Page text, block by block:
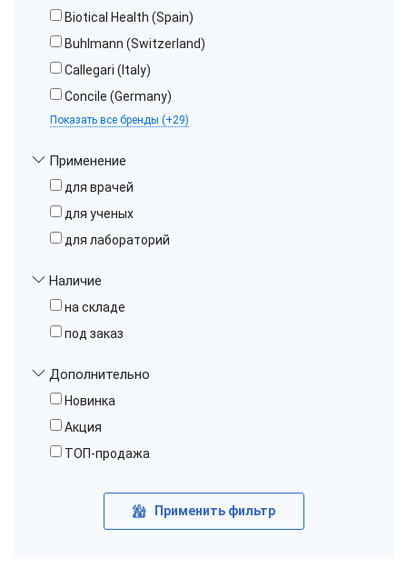
Biotical Health (Spain)
Buhlmann (Switzerland)
Callegari (Italy)
Concile (Germany)
Показать все бренды (+29)
Применение
для врачей
для ученых
для лабораторий
Наличие
на складе
под заказ
Дополнительно
Новинка
Акция
ТОП-продажа
Применить фильтр